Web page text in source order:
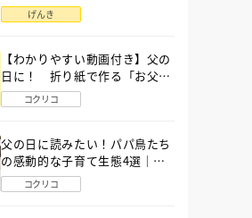
語」６選
げんき
【わかりやすい動画付き】父の
日に！ 折り紙で作る「お父さ
ん」の簡単な折り方
コクリコ
父の日に読みたい！パパ鳥たち
の感動的な子育て生態4選｜図
鑑MOVE
コクリコ